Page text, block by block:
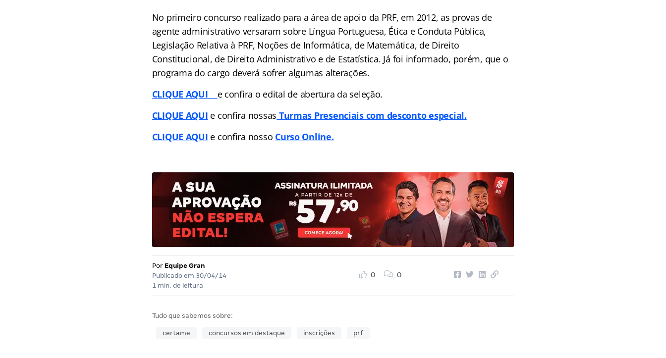
No primeiro concurso realizado para a área de apoio da PRF, em 2012, as provas de
agente administrativo versaram sobre Língua Portuguesa, Ética e Conduta Pública,
Legislação Relativa à PRF, Noções de Informática, de Matemática, de Direito
Constitucional, de Direito Administrativo e de Estatística. Já foi informado, porém, que o
programa do cargo deverá sofrer algumas alterações.
CLIQUE AQUI
e confira o edital de abertura da seleção.
CLIQUE AQUI e confira nossas Turmas Presenciais com desconto especial.
CLIQUE AQUI e confira nosso Curso Online.
Por Equipe Gran
Publicado em 30/04/14
1 min. de leitura
0 0
Tudo que sabemos sobre:
certame concursos em destaque inscrições prf